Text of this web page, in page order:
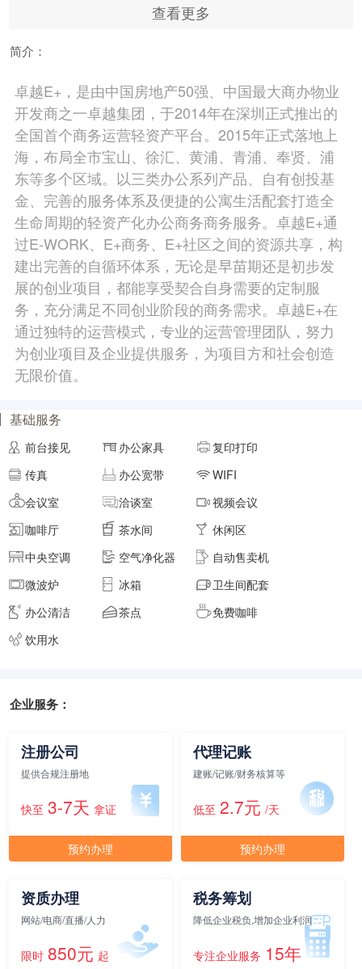
5人间 5000元/月/间
6人间 6000元/月/间
面积30㎡剩余 5间
7人间 7000元/月/间
面积35㎡剩余 4间
8人间 8000元/月/间
9人间
元/月/间
面积 45㎡
10人间 10000 元/月/间
面积
剩余 1间
20000元/月/间
面积60㎡ 剩余 1间
剩余 2间
查看更多
简介：
卓越E+，是由中国房地产50强、中国最大商办物业
开发商之一卓越集团，于2014年在深圳正式推出的
全国首个商务运营轻资产平台。2015年正式落地上
海，布局全市宝山、徐汇、黄浦、青浦、奉贤、浦
东等多个区域。以三类办公系列产品、自有创投基
金、完善的服务体系及便捷的公寓生活配套打造全
生命周期的轻资产化办公商务商务服务。卓越E+通
过E-WORK、E+商务、E+社区之间的资源共享，构
建出完善的自循环体系，无论是早苗期还是初步发
展的创业项目，都能享受契合自身需要的定制服
务，充分满足不同创业阶段的商务需求。卓越E+在
通过独特的运营模式，专业的运营管理团队，努力
为创业项目及企业提供服务，为项目方和社会创造
无限价值。
基础服务
前台接见 办公家具
复印打印
传真
办公宽带
WIFI
会议室
洽谈室
视频会议
咖啡厅
茶水间
休闲区
中央空调
空气净化器
自动售卖机
微波炉
冰箱
卫生间配套
办公清洁
茶点
免费咖啡
饮用水
企业服务：
注册公司
提供合规注册地
快至 3-7天 拿证
预约办理
代理记账
建账/记账/财务核算等
低至 2.7元 /天
预约办理
资质办理
网站/电商/直播/人力
限时 850元 起
税务筹划
降低企业税负,增加企业利润
专注企业服务 15年